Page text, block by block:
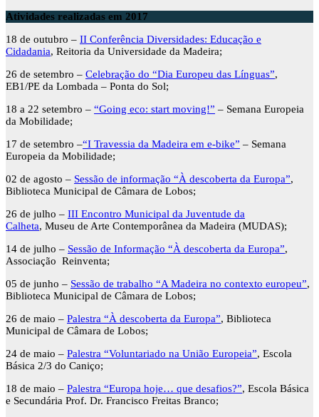
Atividades realizadas em 2017
18 de outubro – II Conferência Diversidades: Educação e
Cidadania, Reitoria da Universidade da Madeira;
26 de setembro – Celebração do “Dia Europeu das Línguas”,
EB1/PE da Lombada – Ponta do Sol;
18 a 22 setembro – “Going eco: start moving!” – Semana Europeia
da Mobilidade;
17 de setembro –“I Travessia da Madeira em e-bike” – Semana
Europeia da Mobilidade;
02 de agosto – Sessão de informação “À descoberta da Europa”,
Biblioteca Municipal de Câmara de Lobos;
26 de julho – III Encontro Municipal da Juventude da
Calheta, Museu de Arte Contemporânea da Madeira (MUDAS);
14 de julho – Sessão de Informação “À descoberta da Europa”,
Associação Reinventa;
05 de junho – Sessão de trabalho “A Madeira no contexto europeu”,
Biblioteca Municipal de Câmara de Lobos;
26 de maio – Palestra “À descoberta da Europa”, Biblioteca
Municipal de Câmara de Lobos;
24 de maio – Palestra “Voluntariado na União Europeia”, Escola
Básica 2/3 do Caniço;
18 de maio – Palestra “Europa hoje… que desafios?”, Escola Básica
e Secundária Prof. Dr. Francisco Freitas Branco;